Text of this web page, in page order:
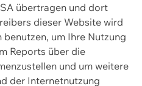
übertragen und dort
dieser Website wird
um Ihre Nutzung
Reports über die
und um weitere
der Internetnutzung